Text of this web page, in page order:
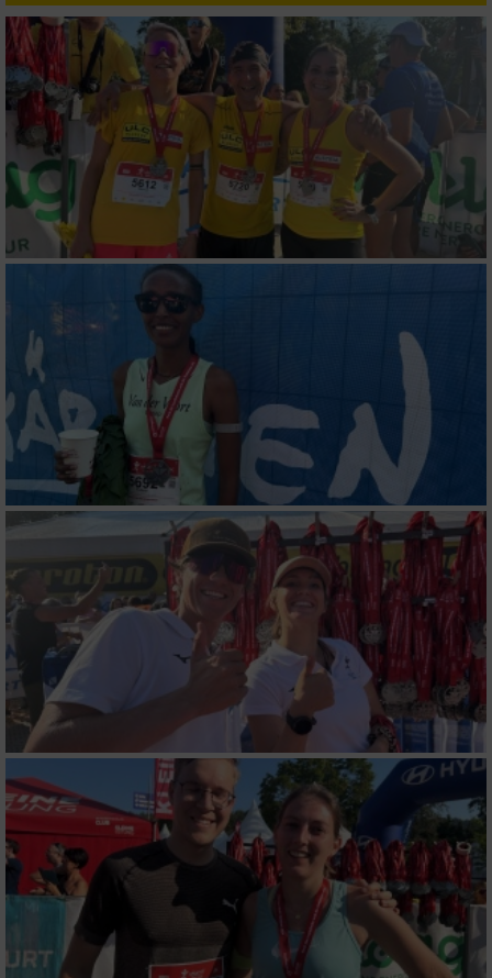
Verwendung reduzierter Daten zur Auswahl
von Inhalten
IAB-Besonderheiten:
Verwendung genauer Standortdaten
Geräte anhand von aktiv angeforderten
Informationen identifizieren
Nicht-IAB-Verarbeitungszwecke:
Performance
Funktional
Werbung